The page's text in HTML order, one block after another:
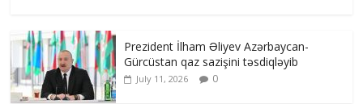
Prezident İlham Əliyev Azərbaycan-
Gürcüstan qaz sazişini təsdiqləyib
July 11, 2026 0